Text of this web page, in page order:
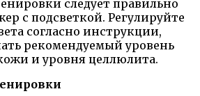
следует правильно
с подсветкой. Регулируйте
согласно инструкции,
рекомендуемый уровень
и уровня целлюлита.